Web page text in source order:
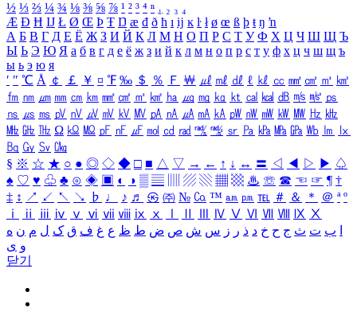
½ ⅓ ⅔ ¼ ¾ ⅛ ⅜ ⅝ ⅞ ¹ ² ³ ⁴ ⁿ ₁ ₂ ₃ ₄
Æ Ð Ħ Ĳ Ł Ø Œ Þ Ŧ Ŋ æ đ ð ħ ı ĳ ĸ ŀ ł ø œ ß þ ŧ ŋ ŉ
А Б В Г Д Е Ё Ж З И Й К Л М Н О П Р С Т У Ф Х Ц Ч Ш Щ Ъ
Ы Ь Э Ю Я а б в г д е ё ж з и й к л м н о п р с т у ф х ц ч ш щ ъ
ы ь э ю я
′ ″ ℃ Å ￠ ￡ ￥ ¤ ℉ ‰ ＄ ％ Ｆ ￦ ㎕ ㎖ ㎗ ℓ ㎘ ㏄ ㎣ ㎤ ㎥ ㎦
㎙ ㎚ ㎛ ㎜ ㎝ ㎞ ㎟ ㎠ ㎡ ㎢ ㏊ ㎍ ㎎ ㎏ ㏏ ㎈ ㎉ ㏈ ㎧ ㎨ ㎰
㎱ ㎲ ㎳ ㎴ ㎵ ㎶ ㎷ ㎸ ㎹ ㎀ ㎁ ㎂ ㎃ ㎄ ㎺ ㎻ ㎽ ㎾ ㎿ ㎐ ㎑
㎒ ㎓ ㎔ Ω ㏀ ㏁ ㎊ ㎋ ㎌ ㏖ ㏅ ㎭ ㎮ ㎯ ㏛ ㎩ ㎪ ㎫ ㎬ ㏝ ㏐
㏓
㏃ ㏉ ㏜ ㏆
§ ※ ☆ ★ ○ ● ◎ ◇ ◆ □ ■ △ ▽ → ← ↑ ↓ ↔ 〓 ◁ ◀ ▷ ▶ ♤
♠ ♡ ♥ ♧ ♣ ⊙ ◈ ▣ ◐ ◑ ▒ ▤ ▨ ▧ ▦ ▩ ♨ ☏ ☎ ☜ ☞ ¶ †
‡ ↕ ↗ ↙ ↖ ↘ ♭ ♩ ♪ ♬ ㉿ ㈜ № ㏇ ™ ㏂ ㏘ ℡ ＃ ＆ ＊ ＠ ª º
ⅰ
ⅱ ⅲ ⅳ ⅴ ⅵ ⅶ ⅷ ⅸ ⅹ Ⅳ Ⅴ Ⅵ Ⅶ Ⅷ Ⅸ Ⅹ
ب ت ث ج ح خ د ذ ر ز س ش ص ض ط ظ ع غ ف ق ک ل م ن ه
و ی
닫기